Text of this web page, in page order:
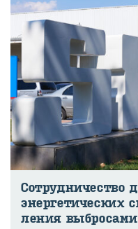
Со­труд­ни­че­ство
энер­ге­ти­че­ских
ле­ния